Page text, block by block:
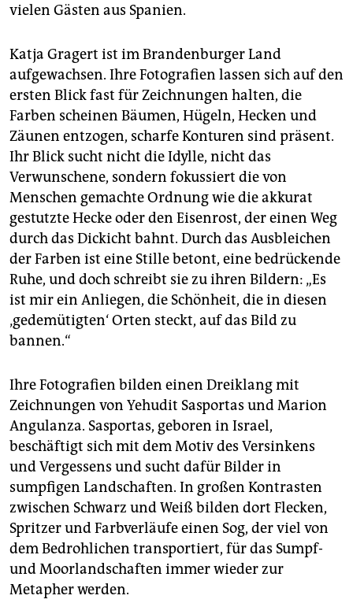
vielen Gästen aus Spanien.
Katja Gragert ist im Brandenburger Land
aufgewachsen. Ihre Fotografien lassen sich auf den
ersten Blick fast für Zeichnungen halten, die
Farben scheinen Bäumen, Hügeln, Hecken und
Zäunen entzogen, scharfe Konturen sind präsent.
Ihr Blick sucht nicht die Idylle, nicht das
Verwunschene, sondern fokussiert die von
Menschen gemachte Ordnung wie die akkurat
gestutzte Hecke oder den Eisenrost, der einen Weg
durch das Dickicht bahnt. Durch das Ausbleichen
der Farben ist eine Stille betont, eine bedrückende
Ruhe, und doch schreibt sie zu ihren Bildern: „Es
ist mir ein Anliegen, die Schönheit, die in diesen
‚gedemütigten‘ Orten steckt, auf das Bild zu
bannen.“
Ihre Fotografien bilden einen Dreiklang mit
Zeichnungen von Yehudit Sasportas und Marion
Angulanza. Sasportas, geboren in Israel,
beschäftigt sich mit dem Motiv des Versinkens
und Vergessens und sucht dafür Bilder in
sumpfigen Landschaften. In großen Kontrasten
zwischen Schwarz und Weiß bilden dort Flecken,
Spritzer und Farbverläufe einen Sog, der viel von
dem Bedrohlichen transportiert, für das Sumpf-
und Moorlandschaften immer wieder zur
Metapher werden.